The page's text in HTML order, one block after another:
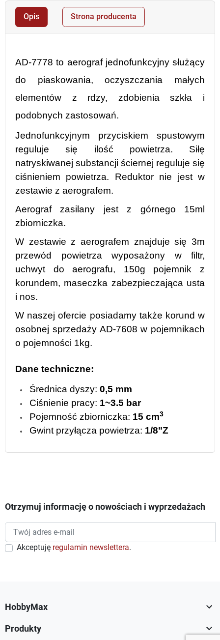
Opis Strona producenta
AD-7778 to aerograf jednofunkcyjny służący
do piaskowania, oczyszczania małych
elementów z rdzy, zdobienia szkła i
podobnych zastosowań.
Jednofunkcyjnym przyciskiem spustowym
reguluje się ilość powietrza. Siłę
natryskiwanej substancji ściernej reguluje się
ciśnieniem powietrza. Reduktor nie jest w
zestawie z aerografem.
Aerograf zasilany jest z górnego 15ml
zbiorniczka.
W zestawie z aerografem znajduje się 3m
przewód powietrza wyposażony w filtr,
uchwyt do aerografu, 150g pojemnik z
korundem, maseczka zabezpieczająca usta
i nos.
W naszej ofercie posiadamy także korund w
osobnej sprzedaży AD-7608 w pojemnikach
o pojemności 1kg.
Dane techniczne:
Średnica dyszy: 0,5 mm
Ciśnienie pracy: 1~3.5 bar
Pojemność zbiorniczka: 15 cm3
Gwint przyłącza powietrza: 1/8"Z
Otrzymuj informację o nowościach i wyprzedażach
Akceptuję regulamin newslettera.
HobbyMax 
Produkty 